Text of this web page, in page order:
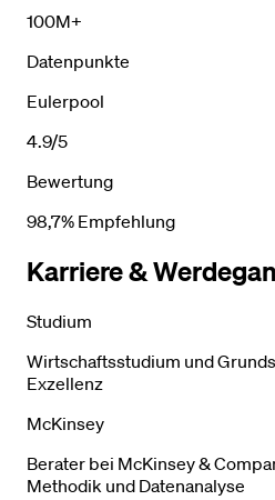
100M+
Datenpunkte
Eulerpool
4.9/5
Bewertung
98,7% Empfehlung
Karriere &
Studium
Wirtschaftsstudium und
Exzellenz
McKinsey
Berater bei McKinsey &
Methodik und Datenanalyse